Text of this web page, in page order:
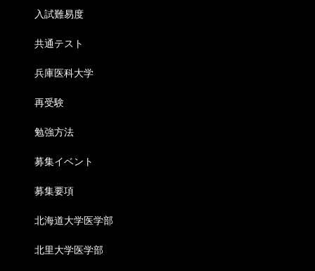
入試難易度
共通テスト
兵庫医科大学
再受験
勉強方法
募集イベント
募集要項
北海道大学医学部
北里大学医学部